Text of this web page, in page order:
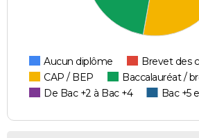
Aucun diplôme
Brevet des
CAP / BEP
Baccalauréat /
De Bac +2 à Bac +4
Bac +5